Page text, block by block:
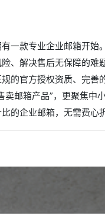
一款专业企业邮箱开
、解决售后无保障的难
的官方授权资质、完
卖邮箱产品”，更聚焦
的企业邮箱，无需费心